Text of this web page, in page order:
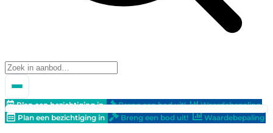
Plan een bezichtiging in Breng een bod uit!
Waardebepaling
Plan een bezichtiging in
Breng een bod uit! Waardebepaling